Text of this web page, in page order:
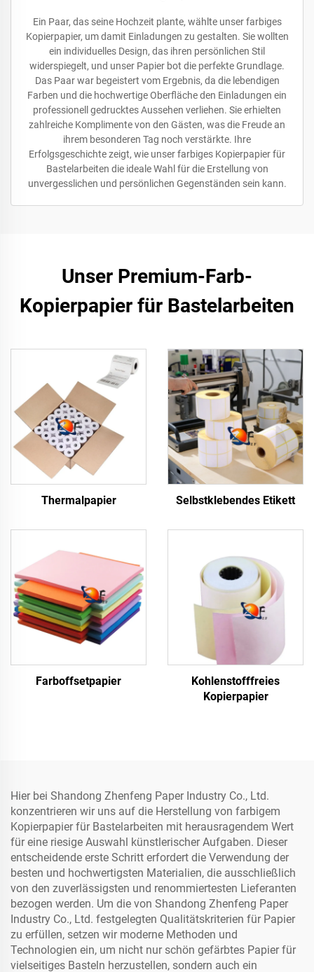
Ein Paar, das seine Hochzeit plante, wählte unser farbiges
Kopierpapier, um damit Einladungen zu gestalten. Sie wollten
ein individuelles Design, das ihren persönlichen Stil
widerspiegelt, und unser Papier bot die perfekte Grundlage.
Das Paar war begeistert vom Ergebnis, da die lebendigen
Farben und die hochwertige Oberfläche den Einladungen ein
professionell gedrucktes Aussehen verliehen. Sie erhielten
zahlreiche Komplimente von den Gästen, was die Freude an
ihrem besonderen Tag noch verstärkte. Ihre
Erfolgsgeschichte zeigt, wie unser farbiges Kopierpapier für
Bastelarbeiten die ideale Wahl für die Erstellung von
unvergesslichen und persönlichen Gegenständen sein kann.
Unser Premium-Farb-
Kopierpapier für Bastelarbeiten
Thermalpapier Selbstklebendes Etikett
Farboffsetpapier
Kohlenstofffreies
Kopierpapier
Hier bei Shandong Zhenfeng Paper Industry Co., Ltd.
konzentrieren wir uns auf die Herstellung von farbigem
Kopierpapier für Bastelarbeiten mit herausragendem Wert
für eine riesige Auswahl künstlerischer Aufgaben. Dieser
entscheidende erste Schritt erfordert die Verwendung der
besten und hochwertigsten Materialien, die ausschließlich
von den zuverlässigsten und renommiertesten Lieferanten
bezogen werden. Um die von Shandong Zhenfeng Paper
Industry Co., Ltd. festgelegten Qualitätskriterien für Papier
zu erfüllen, setzen wir moderne Methoden und
Technologien ein, um nicht nur schön gefärbtes Papier für
vielseitiges Basteln herzustellen, sondern auch ein